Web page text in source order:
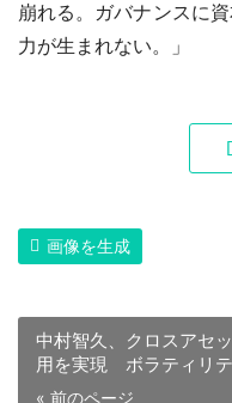
崩れる。ガバナンスに
力が生まれない。」
画像を生成
中村智久、クロスアセ
用を実現 ボラティリ
« 前のページ